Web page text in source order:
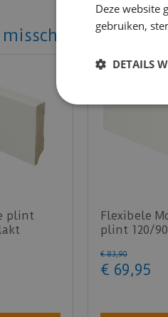
ook
plint
Flexibele
plint 120/
€ 83,90
€ 69,95
Deze website
gebruiken,
DETAILS